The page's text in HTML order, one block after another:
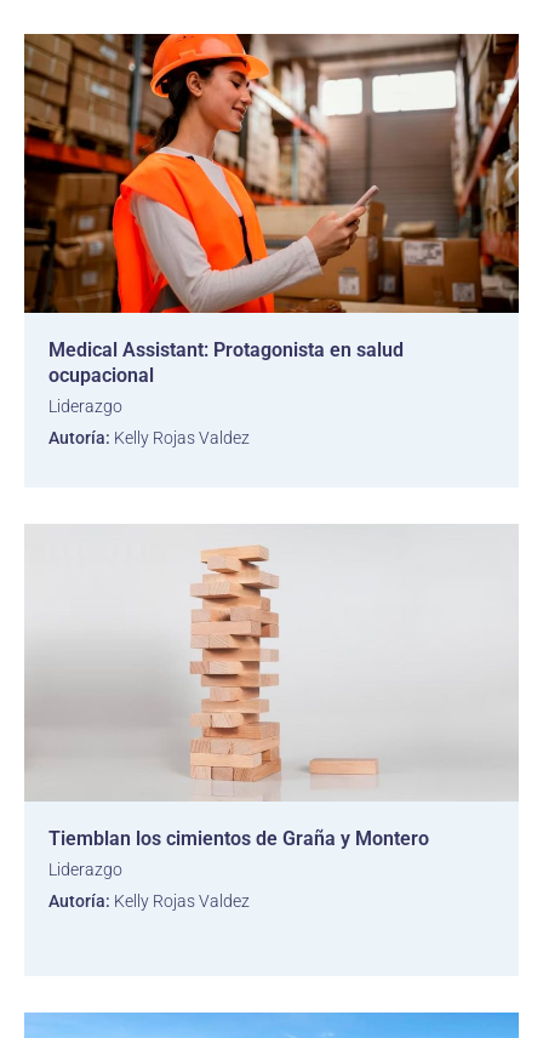
Medical Assistant: Protagonista en salud
ocupacional
Liderazgo
Autoría: Kelly Rojas Valdez
Tiemblan los cimientos de Graña y Montero
Liderazgo
Autoría: Kelly Rojas Valdez